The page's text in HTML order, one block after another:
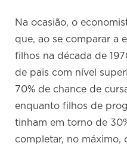
Na ocasião, o
que, ao se comparar a
filhos na década de
de pais com nível
70% de chance de
enquanto filhos de
tinham em torno de
completar, no máximo,